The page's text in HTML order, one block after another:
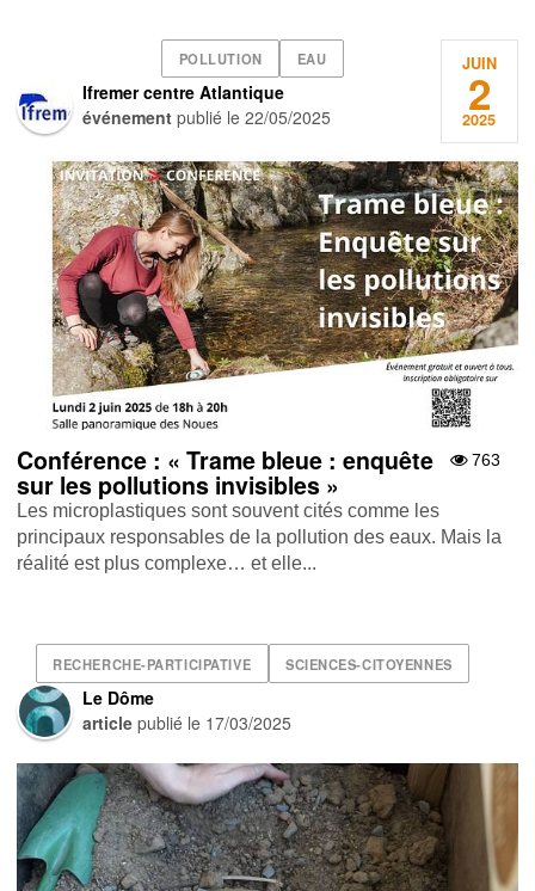
POLLUTION EAU
Ifremer centre Atlantique
événement publié le22/05/2025
JUIN
2
2025
763
Conférence : « Trame bleue : enquête
sur les pollutions invisibles »
Les microplastiques sont souvent cités comme les
principaux responsables de la pollution des eaux. Mais la
réalité est plus complexe… et elle...
RECHERCHE-PARTICIPATIVE SCIENCES-CITOYENNES
Le Dôme
article publié le 17/03/2025